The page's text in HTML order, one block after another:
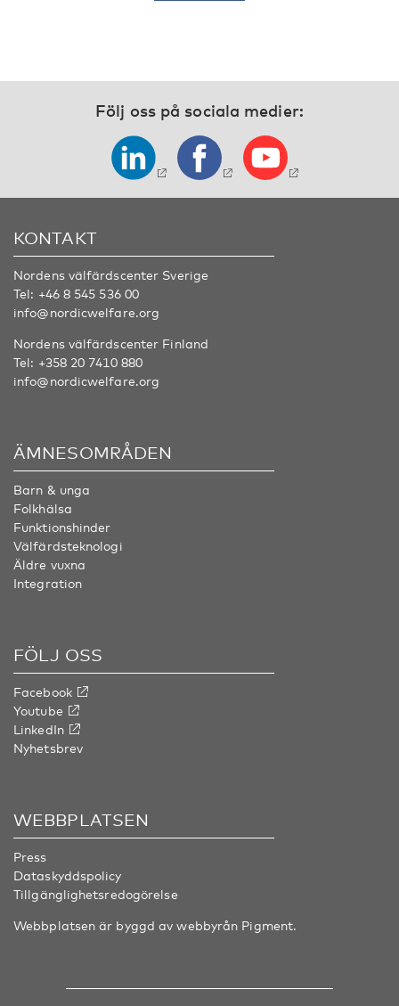
Följ oss på sociala medier:
KONTAKT
Nordens välfärdscenter Sverige
Tel: +46 8 545 536 00
info@nordicwelfare.org
Nordens välfärdscenter Finland
Tel: +358 20 7410 880
info@nordicwelfare.org
ÄMNESOMRÅDEN
Barn & unga
Folkhälsa
Funktionshinder
Välfärdsteknologi
Äldre vuxna
Integration
FÖLJ OSS
Facebook
Youtube
LinkedIn
Nyhetsbrev
WEBBPLATSEN
Press
Dataskyddspolicy
Tillgänglighetsredogörelse
Webbplatsen är byggd av webbyrån Pigment.